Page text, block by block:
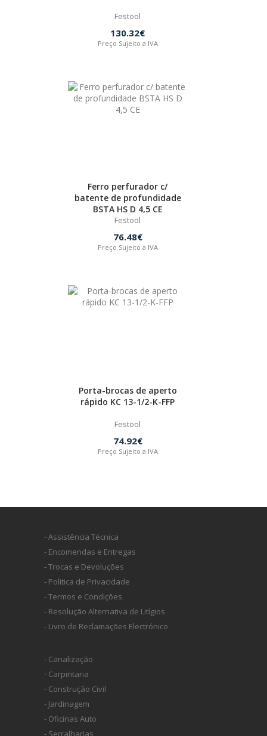
Festool
130.32€
Preço Sujeito a IVA
Ferro perfurador c/
batente de profundidade
BSTA HS D 4,5 CE
Festool
76.48€
Preço Sujeito a IVA
Porta-brocas de aperto
rápido KC 13-1/2-K-FFP
Festool
74.92€
Preço Sujeito a IVA
- Assistência Técnica
- Encomendas e Entregas
- Trocas e Devoluções
- Politica de Privacidade
- Termos e Condições
- Resolução Alternativa de Litígios
- Livro de Reclamações Electrónico
- Canalização
- Carpintaria
- Construção Civil
- Jardinagem
- Oficinas Auto
- Serralharias